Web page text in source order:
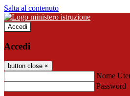
Salta al contenuto
Accedi
Accedi
button close ×
Nome
Password